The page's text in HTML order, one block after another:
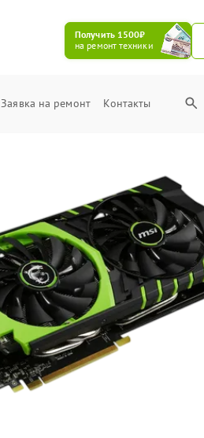
Получить 1500₽
на ремонт техники
Заявка на ремонт Контакты